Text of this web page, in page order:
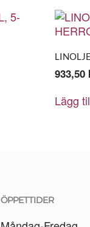
933,50
Lägg
ÖPPETTIDER